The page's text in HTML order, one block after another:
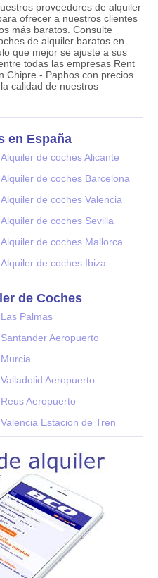
proveedores de alquiler
ofrecer a nuestros clientes
más baratos. Consulte
de alquiler baratos en
que mejor se ajuste a sus
todas las empresas Rent
Chipre - Paphos con precios
calidad de nuestros
en España
Alquiler de coches Alicante
Alquiler de coches Barcelona
Alquiler de coches Valencia
Alquiler de coches Sevilla
Alquiler de coches Mallorca
Alquiler de coches Ibiza
de Coches
Las Palmas
Santander Aeropuerto
Murcia
Valladolid Aeropuerto
Reus Aeropuerto
Valencia Estacion de Tren